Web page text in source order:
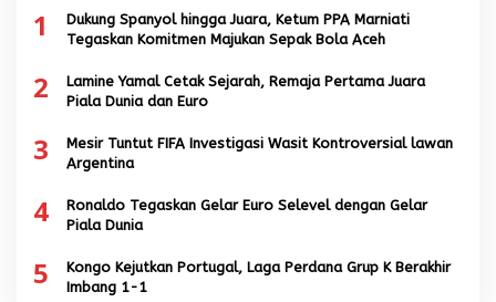
1
Dukung Spanyol hingga Juara, Ketum PPA Marniati
Tegaskan Komitmen Majukan Sepak Bola Aceh
2
Lamine Yamal Cetak Sejarah, Remaja Pertama Juara
Piala Dunia dan Euro
3
Mesir Tuntut FIFA Investigasi Wasit Kontroversial lawan
Argentina
4
Ronaldo Tegaskan Gelar Euro Selevel dengan Gelar
Piala Dunia
5
Kongo Kejutkan Portugal, Laga Perdana Grup K Berakhir
Imbang 1-1